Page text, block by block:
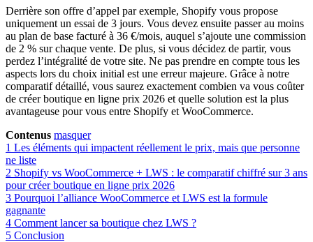
Derrière son offre d’appel par exemple, Shopify vous propose
uniquement un essai de 3 jours. Vous devez ensuite passer au moins
au plan de base facturé à 36 €/mois, auquel s’ajoute une commission
de 2 % sur chaque vente. De plus, si vous décidez de partir, vous
perdez l’intégralité de votre site. Ne pas prendre en compte tous les
aspects lors du choix initial est une erreur majeure. Grâce à notre
comparatif détaillé, vous saurez exactement combien va vous coûter
de créer boutique en ligne prix 2026 et quelle solution est la plus
avantageuse pour vous entre Shopify et WooCommerce.
Contenus masquer
1 Les éléments qui impactent réellement le prix, mais que personne
ne liste
2 Shopify vs WooCommerce + LWS : le comparatif chiffré sur 3 ans
pour créer boutique en ligne prix 2026
3 Pourquoi l’alliance WooCommerce et LWS est la formule
gagnante
4 Comment lancer sa boutique chez LWS ?
5 Conclusion